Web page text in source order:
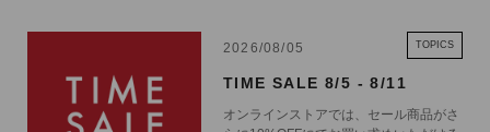
2026/08/05 TOPICS
TIME SALE 8/5 - 8/11
オンラインストアでは、セール商品がさ